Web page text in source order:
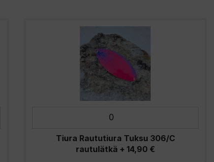
Tiura Raututiura Tuksu 306/C
rautulätkä + 14,90 €